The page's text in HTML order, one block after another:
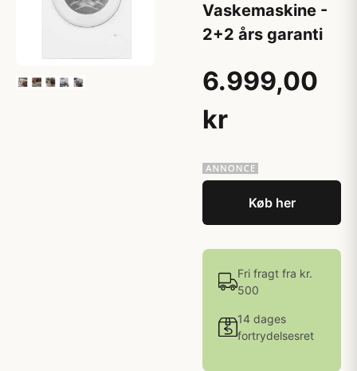
Vaskemaskine -
2+2 års garanti
6.999,00
kr
Køb her
Fri fragt fra kr.
500
14 dages
fortrydelsesret